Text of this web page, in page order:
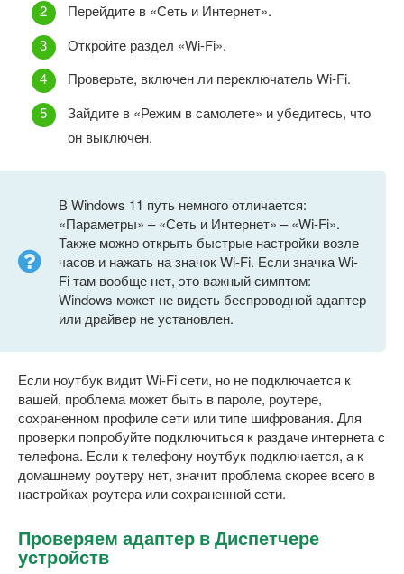
Перейдите в «Сеть и Интернет».
Откройте раздел «Wi-Fi».
Проверьте, включен ли переключатель Wi-Fi.
Зайдите в «Режим в самолете» и убедитесь, что
он выключен.
В Windows 11 путь немного отличается:
«Параметры» – «Сеть и Интернет» – «Wi-Fi».
Также можно открыть быстрые настройки возле
часов и нажать на значок Wi-Fi. Если значка Wi-
Fi там вообще нет, это важный симптом:
Windows может не видеть беспроводной адаптер
или драйвер не установлен.
Если ноутбук видит Wi-Fi сети, но не подключается к
вашей, проблема может быть в пароле, роутере,
сохраненном профиле сети или типе шифрования. Для
проверки попробуйте подключиться к раздаче интернета с
телефона. Если к телефону ноутбук подключается, а к
домашнему роутеру нет, значит проблема скорее всего в
настройках роутера или сохраненной сети.
Проверяем адаптер в Диспетчере
устройств